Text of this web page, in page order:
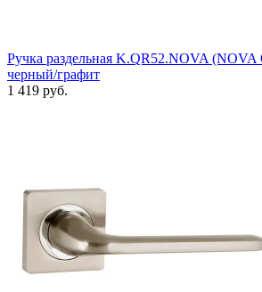
Ручка раздельная K.QR52.NOVA
черный/графит
1 419 руб.